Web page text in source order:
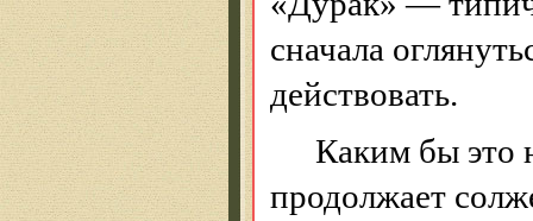
сначала
действовать.
Каким бы это
продолжает